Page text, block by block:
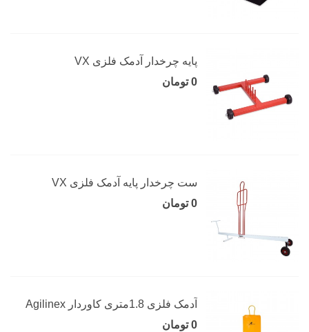
پایه چرخدار آدمک فلزی VX
0 تومان
ست چرخدار پایه آدمک فلزی VX
0 تومان
آدمک فلزی 1.8متری کاوردار Agilinex
0 تومان